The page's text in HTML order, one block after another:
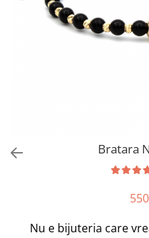
Bratara
Nu e bijuteria care